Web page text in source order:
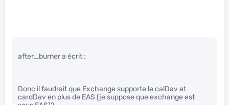
after_burner a écrit :
Donc il faudrait que Exchange supporte le calDav et
cardDav en plus de EAS (je suppose que exchange est